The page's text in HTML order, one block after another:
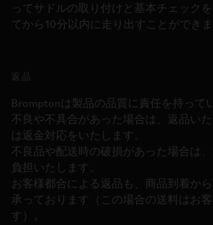
ってサドルの取り付けと基本チェック
てから10分以内に走り出すことができま
返品
Bromptonは製品の品質に責任を持って
不良や不具合があった場合は、返品いた
は返金対応をいたします。
不良品や配送時の破損があった場合は
負担いたします。
お客様都合による返品も、商品到着か
承っております（この場合の送料はお
す）。